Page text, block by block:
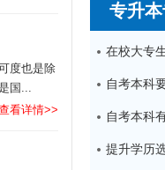
专升
度也是除
国...
看详情>>